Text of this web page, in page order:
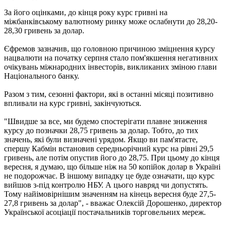
За його оцінками, до кінця року курс гривні на
міжбанківському валютному ринку може ослабнути до 28,20-
28,30 гривень за долар.
Єфремов зазначив, що головною причиною зміцнення курсу
нацвалюти на початку серпня стало пом'якшення негативних
очікувань міжнародних інвесторів, викликаних зміною глави
Національного банку.
Разом з тим, сезонні фактори, які в останні місяці позитивно
впливали на курс гривні, закінчуються.
"Швидше за все, ми будемо спостерігати плавне зниження
курсу до позначки 28,75 гривень за долар. Тобто, до тих
значень, які були визначені урядом. Якщо ви пам'ятаєте,
спершу Кабмін встановив середньорічний курс на рівні 29,5
гривень, але потім опустив його до 28,75. При цьому до кінця
вересня, я думаю, що більше ніж на 50 копійок долар в Україні
не подорожчає. В іншому випадку це буде означати, що курс
вийшов з-під контролю НБУ. А цього навряд чи допустять.
Тому найімовірнішим значенням на кінець вересня буде 27,5-
27,8 гривень за долар", - вважає Олексій Дорошенко, директор
Української асоціації постачальників торговельних мереж.